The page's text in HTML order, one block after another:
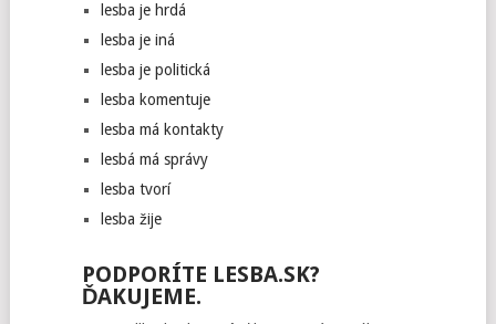
lesba je hrdá
lesba je iná
lesba je politická
lesba komentuje
lesba má kontakty
lesbá má správy
lesba tvorí
lesba žije
PODPORÍTE LESBA.SK?
ĎAKUJEME.